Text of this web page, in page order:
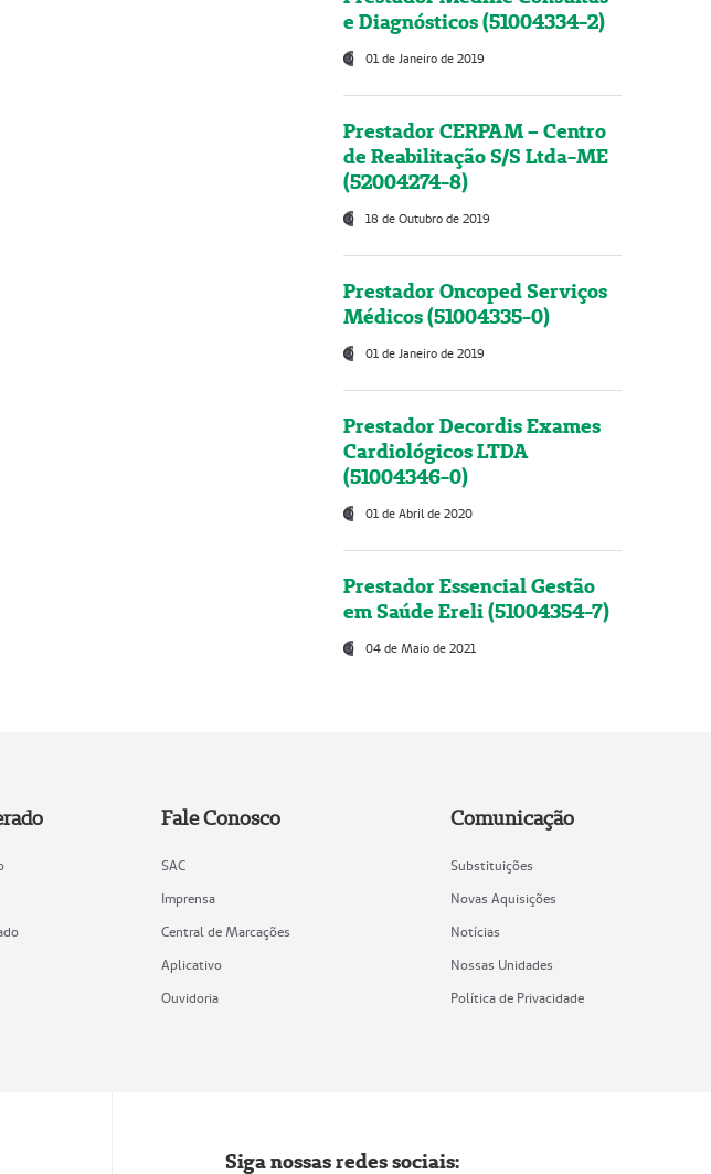
e Diagnósticos (51004334-2)
01 de Janeiro de 2019
Prestador CERPAM – Centro
de Reabilitação S/S Ltda-ME
(52004274-8)
18 de Outubro de 2019
Prestador Oncoped Serviços
Médicos (51004335-0)
01 de Janeiro de 2019
Prestador Decordis Exames
Cardiológicos LTDA
(51004346-0)
01 de Abril de 2020
Prestador Essencial Gestão
em Saúde Ereli (51004354-7)
04 de Maio de 2021
Fale Conosco
SAC
Imprensa
Central de Marcações
Aplicativo
Ouvidoria
Comunicação
Substituições
Novas Aquisições
Notícias
Nossas Unidades
Política de Privacidade
Siga nossas redes sociais: